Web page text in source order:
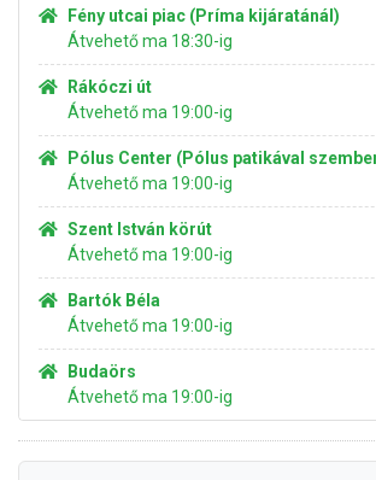
Fény utcai piac (Príma kijáratánál)
Átvehető ma 18:30-ig
Rákóczi út
Átvehető ma 19:00-ig
Pólus Center (Pólus patikával
Átvehető ma 19:00-ig
Szent István körút
Átvehető ma 19:00-ig
Bartók Béla
Átvehető ma 19:00-ig
Budaörs
Átvehető ma 19:00-ig